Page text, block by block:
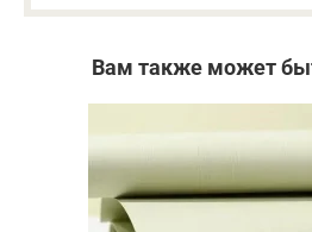
Вам также может